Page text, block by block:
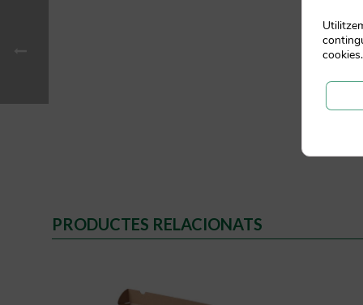
PRODUCTES RELACIONATS
cookies.